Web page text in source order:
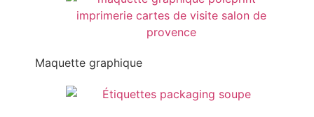
Maquette graphique